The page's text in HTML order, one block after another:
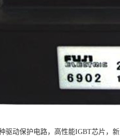
驱动保护电路，高性能IGBT芯片，